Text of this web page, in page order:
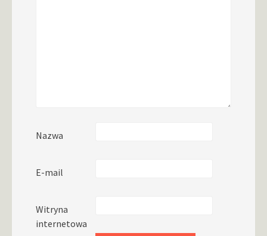
Nazwa
E-mail
Witryna
internetowa